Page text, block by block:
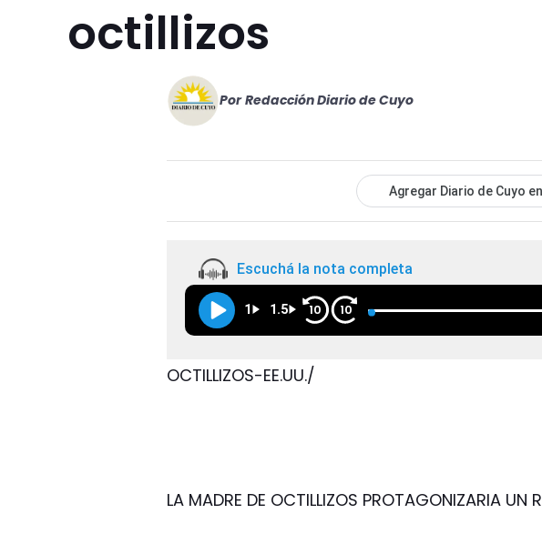
octillizos
Por Redacción Diario de Cuyo
Agregar Diario de Cuyo en
Escuchá la nota completa
1 1.5 10 10
OCTILLIZOS-EE.UU./
LA MADRE DE OCTILLIZOS PROTAGONIZARIA UN